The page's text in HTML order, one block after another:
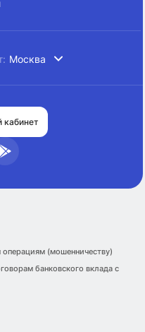
Москва
кабинет
(мошенничеству)
банковского вклада с